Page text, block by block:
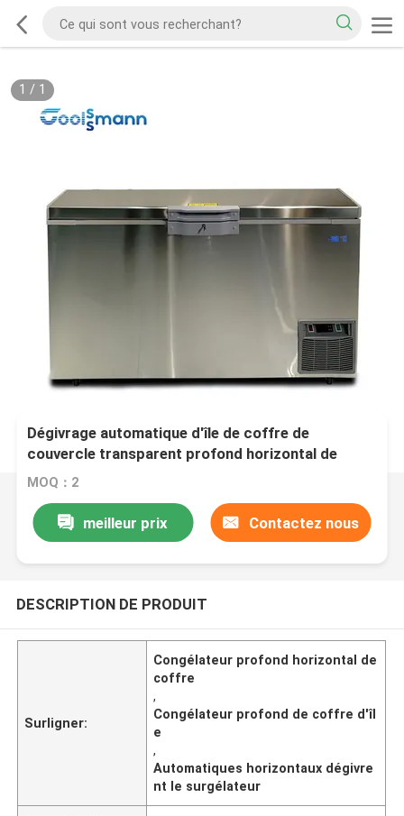
1 / 1
Dégivrage automatique d'île de coffre de
couvercle transparent profond horizontal de
congélateur
MOQ：2
meilleur prix Contactez nous
DESCRIPTION DE PRODUIT
Surligner:
Congélateur profond horizontal de
coffre
,
Congélateur profond de coffre d'îl
e
,
Automatiques horizontaux dégivre
nt le surgélateur